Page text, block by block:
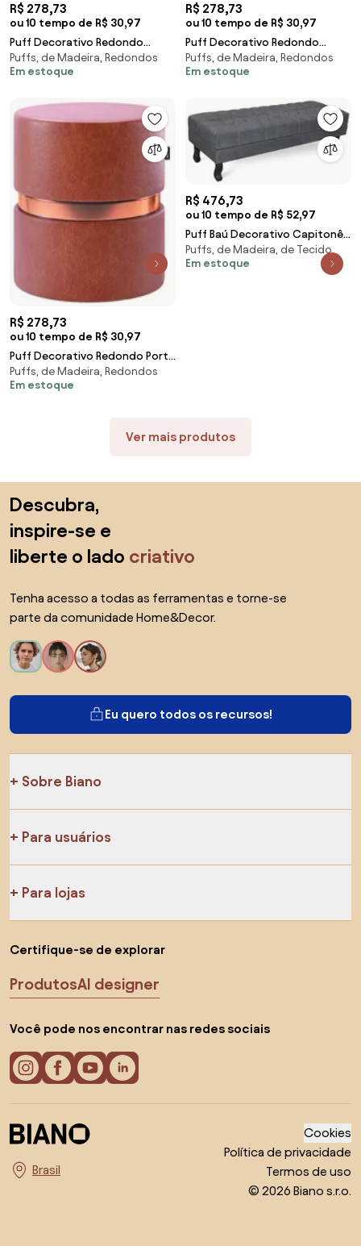
R$ 278,73
ou 10 tempo de R$ 30,97
Puff Decorativo Redondo
Denver Corano Amarula -
Sheep Estofados - Marrom
Puffs, de Madeira, Redondos
Em estoque
R$ 278,73
ou 10 tempo de R$ 30,97
Puff Decorativo Redondo
Denver Corano Verde - Sheep
Estofados - Verde
Puffs, de Madeira, Redondos
Em estoque
R$ 278,73
ou 10 tempo de R$ 30,97
Puff Decorativo Redondo Porto
Corano Telha - Sheep
Estofados - Terracota
Puffs, de Madeira, Redondos
Em estoque
R$ 476,73
ou 10 tempo de R$ 52,97
Puff Baú Decorativo Capitonê
Luis XV 140x40cm Suede Cinza
- Sheep Estofados - Cinza
Puffs, de Madeira, de Tecido
Em estoque
Ver mais produtos
Descubra,
inspire-se e
liberte o lado criativo
Tenha acesso a todas as ferramentas e torne-se
parte da comunidade Home&Decor.
Eu quero todos os recursos!
Sobre Biano
Para usuários
Para lojas
Certifique-se de explorar
ProdutosAI designer
Você pode nos encontrar nas redes sociais
Escolha o país
Cookies
Política de privacidade
Termos de uso
© 2026 Biano s.r.o.